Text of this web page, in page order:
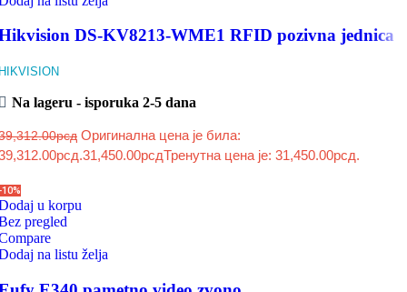
DS-KV8213-WME1 RFID pozivna jednica
Na lageru - isporuka 2-5 dana
рсд Оригинална цена је била:
31,450.00рсдТренутна цена је: 31,450.00рсд.
u korpu
pregled
na listu želja